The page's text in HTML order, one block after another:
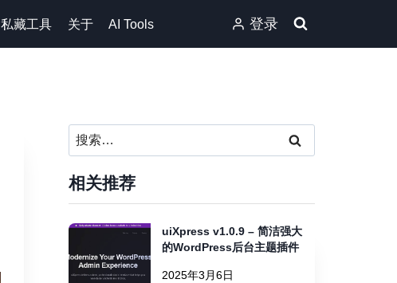
私藏工具 关于 AI Tools 登录
搜
索：
相关推荐
uiXpress v1.0.9 – 简洁强大
的WordPress后台主题插件
2025年3月6日